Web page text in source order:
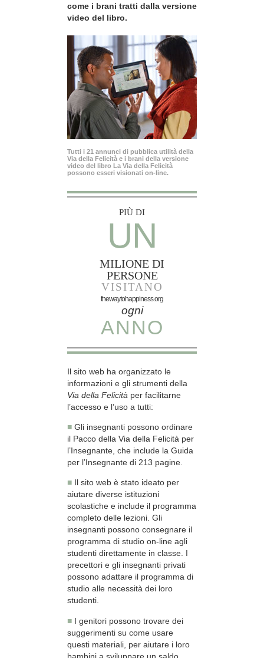
come i brani tratti dalla versione
video del libro.
Tutti i 21 annunci di pubblica utilità della
Via della Felicità e i brani della versione
video del libro La Via della Felicità
possono esseri visionati on-line.
PIÙ DI
UN
MILIONE DI
PERSONE
VISITANO
thewaytohappiness.org
ogni
ANNO
Il sito web ha organizzato le
informazioni e gli strumenti della
Via della Felicità per facilitarne
l’accesso e l’uso a tutti:
■ Gli insegnanti possono ordinare
il Pacco della Via della Felicità per
l’Insegnante, che include la Guida
per l’Insegnante di 213 pagine.
■ Il sito web è stato ideato per
aiutare diverse istituzioni
scolastiche e include il programma
completo delle lezioni. Gli
insegnanti possono consegnare il
programma di studio on-line agli
studenti direttamente in classe. I
precettori e gli insegnanti privati
possono adattare il programma di
studio alle necessità dei loro
studenti.
■ I genitori possono trovare dei
suggerimenti su come usare
questi materiali, per aiutare i loro
bambini a sviluppare un saldo